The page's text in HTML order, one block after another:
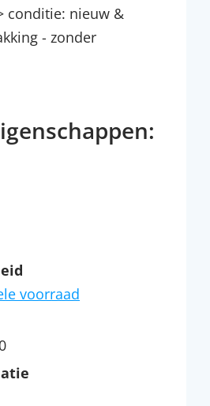
conditie: nieuw &
- zonder
voorraad